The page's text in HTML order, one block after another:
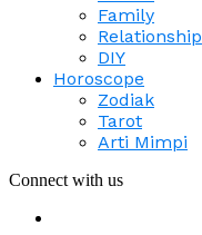
Family
Relationship
DIY
Horoscope
Zodiak
Tarot
Arti Mimpi
Connect with us